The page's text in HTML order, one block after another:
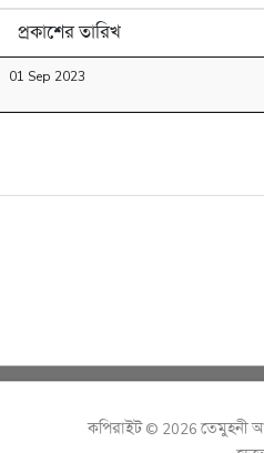
প্রকাশের তারিখ
01 Sep 2023
কপিরাইট © 2026 তেমুহনী